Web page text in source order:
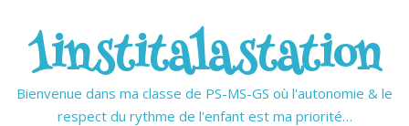
1institalastation
Bienvenue dans ma classe de PS-MS-GS où l'autonomie & le
respect du rythme de l'enfant est ma priorité…